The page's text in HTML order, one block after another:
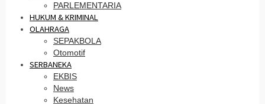
PARLEMENTARIA
HUKUM & KRIMINAL
OLAHRAGA
SEPAKBOLA
Otomotif
SERBANEKA
EKBIS
News
Kesehatan